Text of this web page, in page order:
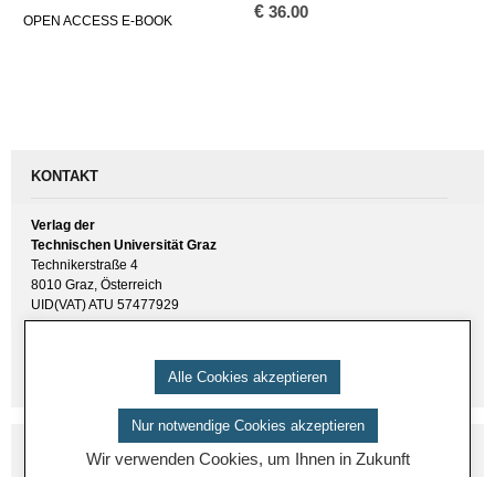
OPEN AC­CESS E-BOOK €36.00
KONTAKT
Verlag der
Technischen Universität Graz
Technikerstraße 4
8010 Graz, Österreich
UID(VAT) ATU 57477929
Alle Cookies akzeptieren
Nur notwendige Cookies akzeptieren
Wir verwenden Cookies, um Ihnen in Zukunft